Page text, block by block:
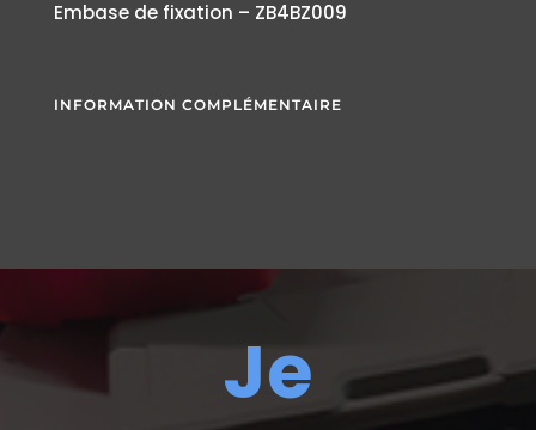
Embase de fixation – ZB4BZ009
INFORMATION COMPLÉMENTAIRE
Je